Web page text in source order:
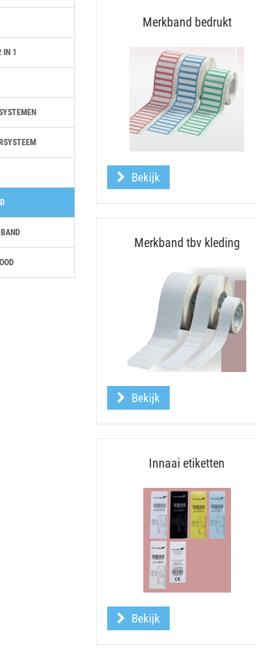
IN 1
Merkband bedrukt
Bekijk
Merkband tbv kleding
Bekijk
Innaai etiketten
Bekijk